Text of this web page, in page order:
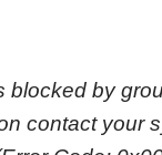
blocked by
contact your